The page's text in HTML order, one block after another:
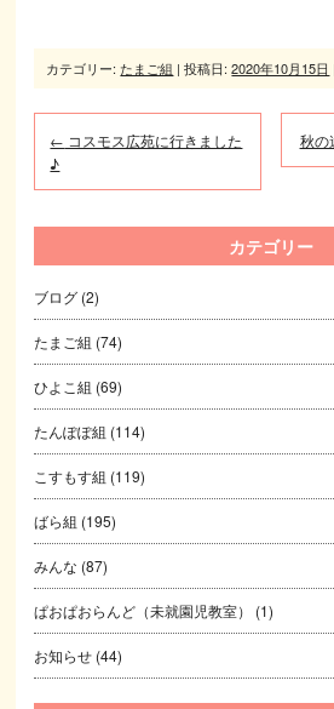
カテゴリー:たまご組 | 投稿日:2020年10月15日
← コスモス広苑に行きました
♪
秋の
カテゴリー
ブログ (2)
たまご組 (74)
ひよこ組 (69)
たんぽぽ組 (114)
こすもす組 (119)
ばら組 (195)
みんな (87)
ぱおぱおらんど（未就園児教室） (1)
お知らせ (44)